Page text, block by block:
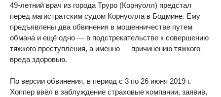
49-летний врач из города Труро (Корнуолл) предстал
перед магистратским судом Корнуолла в Бодмине. Ему
предъявлены два обвинения в мошенничестве путем
обмана и ещё одно — в подстрекательстве к совершению
тяжкого преступления, а именно — причинению тяжкого
вреда здоровью.
По версии обвинения, в период с 3 по 26 июня 2019 г.
Хоппер ввёл в заблуждение страховые компании, заявив,